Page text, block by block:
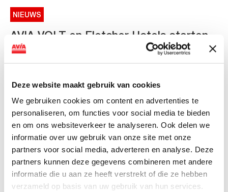
Deze website maakt gebruik van cookies
We gebruiken cookies om content en advertenties te
personaliseren, om functies voor social media te bieden
en om ons websiteverkeer te analyseren. Ook delen we
informatie over uw gebruik van onze site met onze
partners voor social media, adverteren en analyse. Deze
partners kunnen deze gegevens combineren met andere
informatie die u aan ze heeft verstrekt of die ze hebben
verzameld op basis van uw gebruik van hun services.
NIEUWS
AVIA VOLT en Fletcher Hotels starten
landelijke uitrol van DC-
snellaadinfrastructuur
AVIA VOLT en Fletcher Hotels starten landelijke uitrol
van DC-snellaadinfrastructuur AVIA VOLT en...
Lees verder